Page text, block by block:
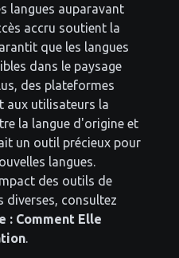
langues auparavant
accru soutient la
que les langues
dans le paysage
des plateformes
aux utilisateurs la
la langue d'origine et
un outil précieux pour
langues.
des outils de
diverses, consultez
: Comment Elle